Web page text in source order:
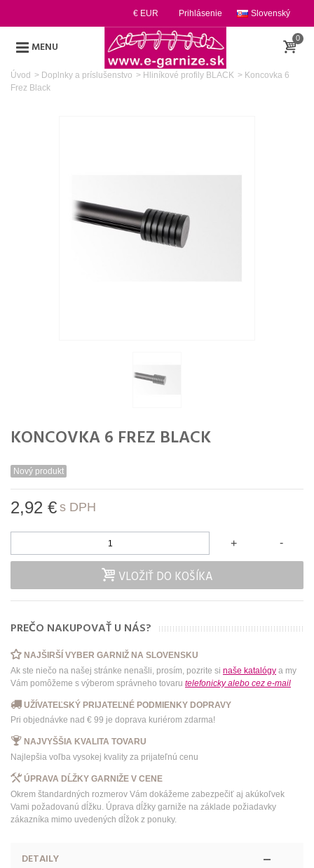
Slovenský
Prihlásenie
€ EUR
MENU
0
Úvod > Doplnky a príslušenstvo > Hliníkové profily BLACK > Koncovka 6
Frez Black
KONCOVKA 6 FREZ BLACK
Nový produkt
2,92 € s DPH
-
+
VLOŽIŤ DO KOŠÍKA
PREČO NAKUPOVAŤ U NÁS?
NAJŠIRŠÍ VYBER GARNIŽ NA SLOVENSKU
Ak ste niečo na našej stránke nenašli, prosím, pozrite si naše katalógy a my
Vám pomôžeme s výberom správneho tovaru telefonicky alebo cez e-mail
UŽÍVATEĽSKÝ PRIJATEĽNÉ PODMIENKY DOPRAVY
Pri objednávke nad € 99 je doprava kuriérom zdarma!
NAJVYŠŠIA KVALITA TOVARU
Najlepšia voľba vysokej kvality za prijateľnú cenu
ÚPRAVA DĹŽKY GARNIŽE V CENE
Okrem štandardných rozmerov Vám dokážeme zabezpečiť aj akúkoľvek
Vami požadovanú dĺžku. Úprava dĺžky garniže na základe požiadavky
zákazníka mimo uvedených dĺžok z ponuky.
DETAILY